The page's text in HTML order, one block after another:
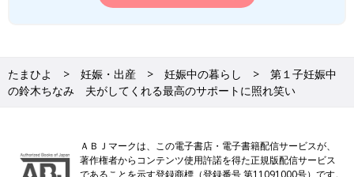
たまひよ 妊娠・出産 妊娠中の暮らし
第１子妊娠中
の鈴木ちなみ 夫がしてくれる最高のサポートに照れ笑い
ＡＢＪマークは、この電子書店・電子書籍配信サービスが、
著作権者からコンテンツ使用許諾を得た正規版配信サービス
であることを示す登録商標（登録番号 第11091000号）です。